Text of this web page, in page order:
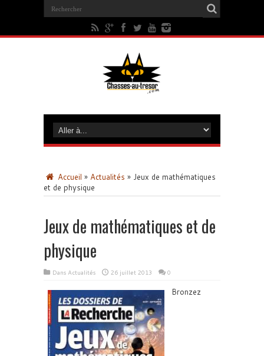
Accueil » Actualités » Jeux de mathématiques
et de physique
Jeux de mathématiques et de
physique
Dans Actualités 26 juillet 2013 0
Bronzez